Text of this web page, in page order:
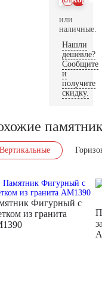
или
наличные.
Нашли
дешевле?
Сообщите
и
получите
скидку.
Вертикальные
Фигурный с
из гранита